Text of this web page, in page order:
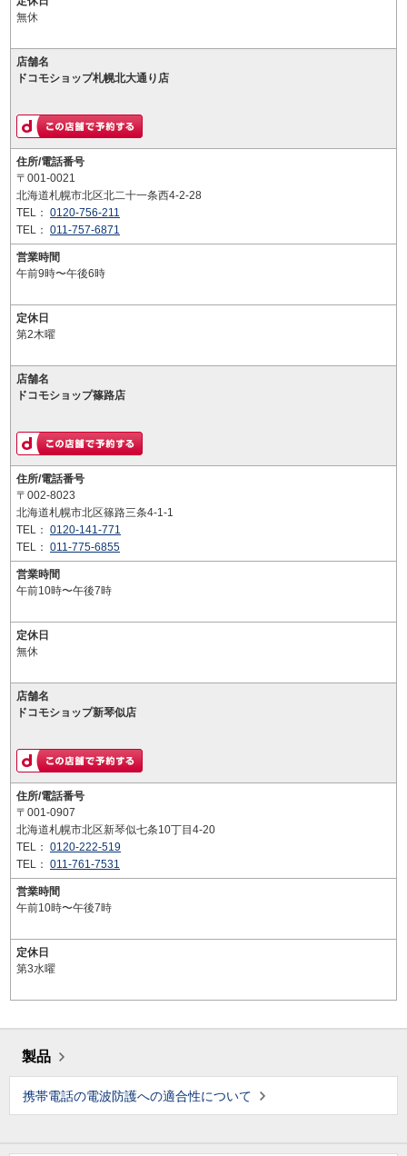
無休
店舗名
ドコモショップ札幌北大通り店
住所/電話番号
〒001-0021
北海道札幌市北区北二十一条西4-2-28
TEL： 0120-756-211
TEL： 011-757-6871
営業時間
午前9時〜午後6時
定休日
第2木曜
店舗名
ドコモショップ篠路店
住所/電話番号
〒002-8023
北海道札幌市北区篠路三条4-1-1
TEL： 0120-141-771
TEL： 011-775-6855
営業時間
午前10時〜午後7時
定休日
無休
店舗名
ドコモショップ新琴似店
住所/電話番号
〒001-0907
北海道札幌市北区新琴似七条10丁目4-20
TEL： 0120-222-519
TEL： 011-761-7531
営業時間
午前10時〜午後7時
定休日
第3水曜
製品
携帯電話の電波防護への適合性について